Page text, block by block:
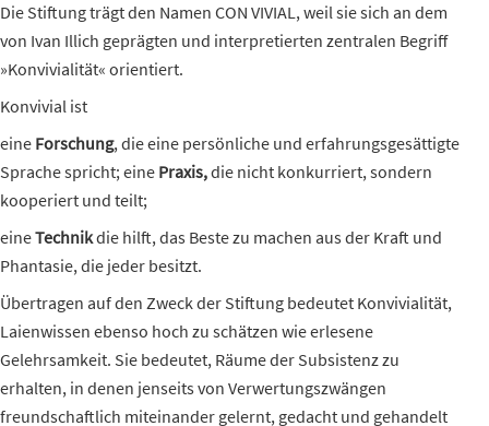
Die Stiftung trägt den Namen CON VIVIAL, weil sie sich an dem
von Ivan Illich geprägten und interpretierten zentralen Begriff
»Konvivialität« orientiert.
Konvivial ist
eine Forschung, die eine persönliche und erfahrungsgesättigte
Sprache spricht; eine Praxis,die nicht konkurriert, sondern
kooperiert und teilt;
eineTechnikdie hilft, das Beste zu machen aus der Kraft und
Phantasie, die jeder besitzt.
Übertragen auf den Zweck der Stiftung bedeutet Konvivialität,
Laienwissen ebenso hoch zu schätzen wie erlesene
Gelehrsamkeit. Sie bedeutet, Räume der Subsistenz zu
erhalten, in denen jenseits von Verwertungszwängen
freundschaftlich miteinander gelernt, gedacht und gehandelt